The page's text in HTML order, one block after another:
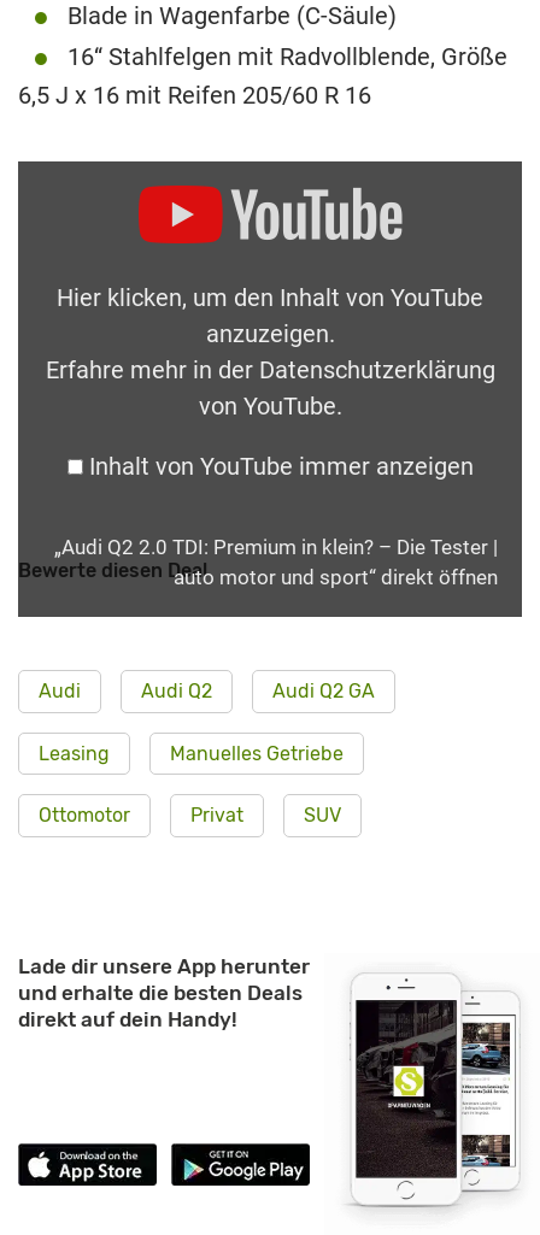
Blade in Wagenfarbe (C-Säule)
16“ Stahlfelgen mit Radvollblende, Größe
6,5 J x 16 mit Reifen 205/60 R 16
Hier klicken, um den Inhalt von YouTube
anzuzeigen.
Erfahre mehr in der Datenschutzerklärung
von YouTube.
Inhalt von YouTube immer anzeigen
„Audi Q2 2.0 TDI: Premium in klein? – Die Tester |
auto motor und sport“ direkt öffnen
Bewerte diesen Deal
Audi Audi Q2 Audi Q2 GA
Leasing Manuelles Getriebe
Ottomotor Privat SUV
Lade dir unsere App herunter
und erhalte die besten Deals
direkt auf dein Handy!